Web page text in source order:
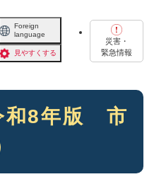
Foreign
language
見やすくする
災害・
緊急情報
和8年版 市